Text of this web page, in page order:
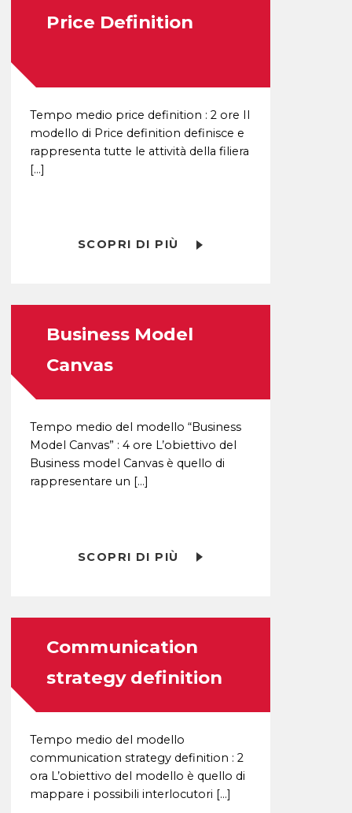
Price Definition
Tempo medio price definition : 2 ore Il
modello di Price definition definisce e
rappresenta tutte le attività della filiera
[…]
SCOPRI DI PIÙ
Business Model
Canvas
Tempo medio del modello “Business
Model Canvas” : 4 ore L’obiettivo del
Business model Canvas è quello di
rappresentare un […]
SCOPRI DI PIÙ
Communication
strategy definition
Tempo medio del modello
communication strategy definition : 2
ora L’obiettivo del modello è quello di
mappare i possibili interlocutori […]